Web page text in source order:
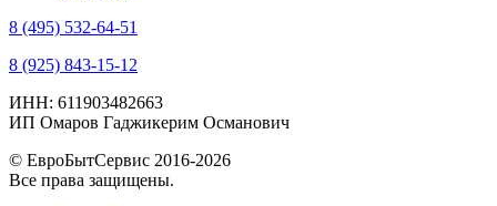
8 (495) 532-64-51
8 (925) 843-15-12
ИНН: 611903482663
ИП Омаров Гаджикерим Османович
© ЕвроБытСервис 2016-2026
Все права защищены.